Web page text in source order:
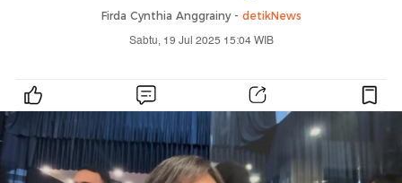
Firda Cynthia Anggrainy - detikNews
Sabtu, 19 Jul 2025 15:04 WIB